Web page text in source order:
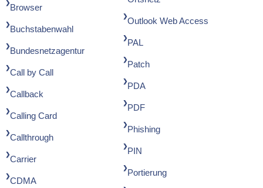
Browser
Buchstabenwahl
Bundesnetzagentur
Call by Call
Callback
Calling Card
Callthrough
Carrier
CDMA
Outlook Web Access
PAL
Patch
PDA
PDF
Phishing
PIN
Portierung